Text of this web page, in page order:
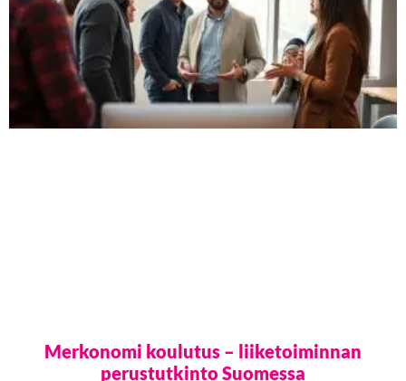
Merkonomi koulutus – liiketoiminnan
perustutkinto Suomessa